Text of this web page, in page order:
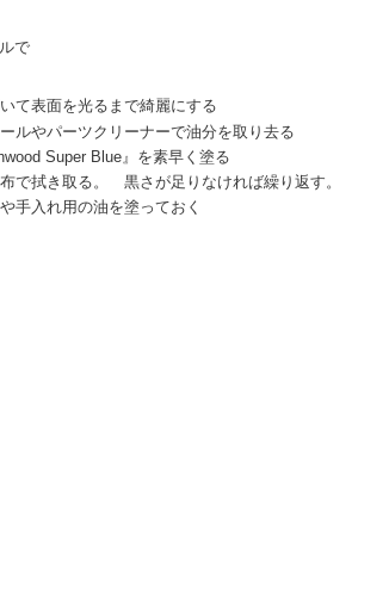
で
て表面を光るまで綺麗にする
ルやパーツクリーナーで油分を取り去る
Super Blue』を素早く塗る
で拭き取る。 黒さが足りなければ繰り返す。
手入れ用の油を塗っておく